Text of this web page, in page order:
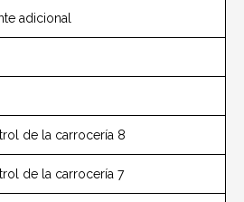
adicional
de la carrocería 8
de la carrocería 7